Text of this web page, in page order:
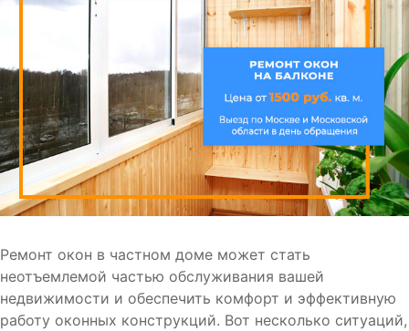
Ремонт окон в частном доме может стать
неотъемлемой частью обслуживания вашей
недвижимости и обеспечить комфорт и эффективную
работу оконных конструкций. Вот несколько ситуаций,